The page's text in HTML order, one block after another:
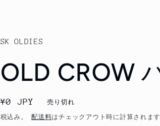
SK OLDIES
OLD CROW
通
常
¥0 JPY 売り切れ
税込み。配送料はチェックアウト時に計算されます